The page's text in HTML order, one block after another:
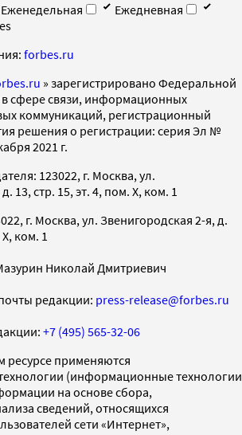
Еженедельная
Ежедневная
forbes.ru
» зарегистрировано Федеральной
сфере связи, информационных
коммуникаций, регистрационный
решения о регистрации: серия Эл №
2021 г.
123022, г. Москва, ул.
13, стр. 15, эт. 4, пом. X, ком. 1
г. Москва, ул. Звенигородская 2-я, д.
ком. 1
Николай Дмитриевич
редакции: press-release@forbes.ru
+7 (495) 565-32-06
применяются
(информационные технологии
на основе сбора,
сведений, относящихся
сети «Интернет»,